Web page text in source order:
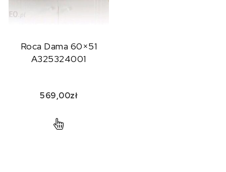
Roca Dama 60×51
A325324001
569,00zł